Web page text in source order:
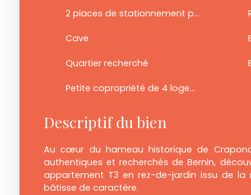
2 places de stationnement privatives
Cave
Quartier recherché
Petite copropriété de 4 logements
Descriptif du bien
Au cœur du hameau historique de
authentiques et recherchés de Bernin,
appartement T3 en rez-de-jardin issu de la
bâtisse de caractère.